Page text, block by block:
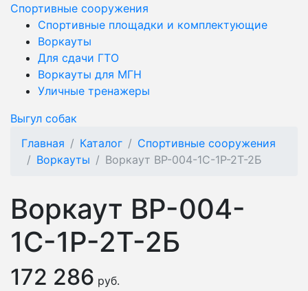
Спортивные сооружения
Спортивные площадки и комплектующие
Воркауты
Для сдачи ГТО
Воркауты для МГН
Уличные тренажеры
Выгул собак
Главная
Каталог
Спортивные сооружения
Воркауты
Воркаут ВР-004-1С-1Р-2Т-2Б
Воркаут ВР-004-
1С-1Р-2Т-2Б
172 286 руб.